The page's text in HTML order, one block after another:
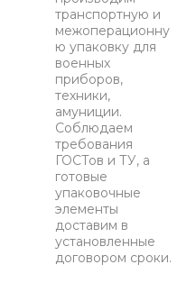
транспортную и
межоперационну
ю упаковку для
военных
приборов,
техники,
амуниции.
Соблюдаем
требования
ГОСТов и ТУ, а
готовые
упаковочные
элементы
доставим в
установленные
договором сроки.